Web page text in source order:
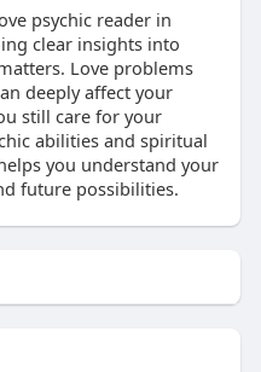
psychic reader in
clear insights into
Love problems
deeply affect your
still care for your
abilities and spiritual
you understand your
future possibilities.